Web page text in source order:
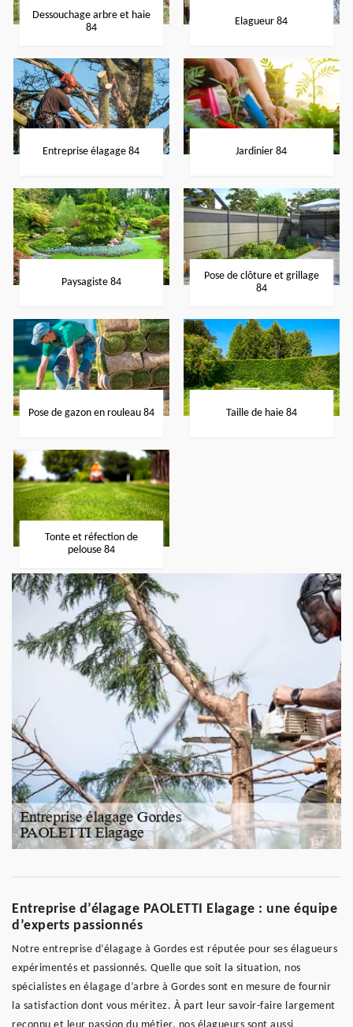
Dessouchage arbre et haie
84
Elagueur 84
Entreprise élagage 84 Jardinier 84
Paysagiste 84
Pose de clôture et grillage
84
Pose de gazon en rouleau 84 Taille de haie 84
Tonte et réfection de
pelouse 84
Entreprise d’élagage PAOLETTI Elagage : une équipe
d’experts passionnés
Notre entreprise d’élagage à Gordes est réputée pour ses élagueurs
expérimentés et passionnés. Quelle que soit la situation, nos
spécialistes en élagage d’arbre à Gordes sont en mesure de fournir
la satisfaction dont vous méritez. À part leur savoir-faire largement
reconnu et leur passion du métier, nos élagueurs sont aussi